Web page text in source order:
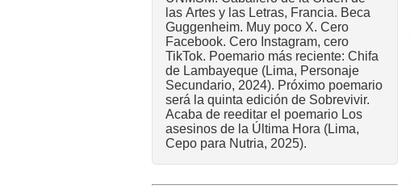
las Artes y las Letras, Francia. Beca
Guggenheim. Muy poco X. Cero
Facebook. Cero Instagram, cero
TikTok. Poemario más reciente: Chifa
de Lambayeque (Lima, Personaje
Secundario, 2024). Próximo poemario
será la quinta edición de Sobrevivir.
Acaba de reeditar el poemario Los
asesinos de la Última Hora (Lima,
Cepo para Nutria, 2025).